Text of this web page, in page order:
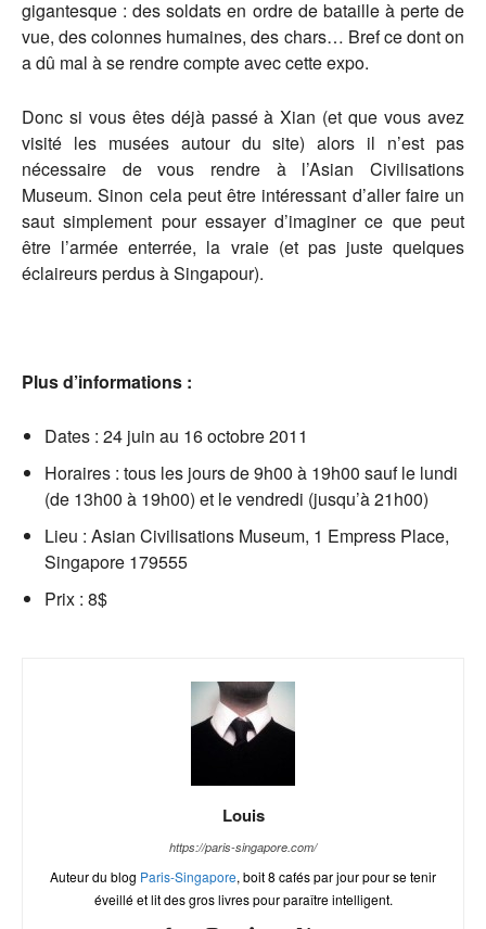
gigantesque : des soldats en ordre de bataille à perte de
vue, des colonnes humaines, des chars… Bref ce dont on
a dû mal à se rendre compte avec cette expo.
Donc si vous êtes déjà passé à Xian (et que vous avez
visité les musées autour du site) alors il n’est pas
nécessaire de vous rendre à l’Asian Civilisations
Museum. Sinon cela peut être intéressant d’aller faire un
saut simplement pour essayer d’imaginer ce que peut
être l’armée enterrée, la vraie (et pas juste quelques
éclaireurs perdus à Singapour).
Plus d’informations :
Dates : 24 juin au 16 octobre 2011
Horaires : tous les jours de 9h00 à 19h00 sauf le lundi
(de 13h00 à 19h00) et le vendredi (jusqu’à 21h00)
Lieu : Asian Civilisations Museum, 1 Empress Place,
Singapore 179555
Prix : 8$
Louis
https://paris-singapore.com/
Auteur du blog Paris-Singapore, boit 8 cafés par jour pour se tenir
éveillé et lit des gros livres pour paraître intelligent.